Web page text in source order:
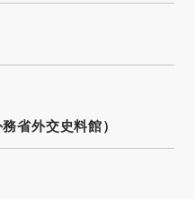
省外交史料館）